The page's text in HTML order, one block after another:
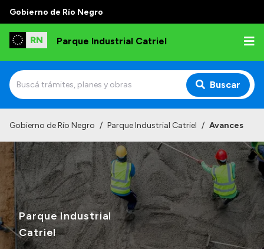
Gobierno de Río Negro
Parque Industrial Catriel
Buscar
Institucional
Misión y Visión
Ubicación y entorno
Autoridades
Normativa
Gobierno de Río Negro / Parque Industrial Catriel / Avances
Parque Industrial
Catriel